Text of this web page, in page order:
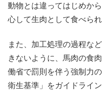
動物とは違ってはじめか
心して生肉として食べら
また、加工処理の過程な
きないように、馬肉の食
働省で罰則を伴う強制力
衛生基準」をガイドライ